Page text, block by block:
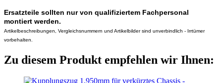
Ersatzteile sollten nur von qualifiziertem Fachpersonal
montiert werden.
Artikelbeschreibungen, Vergleichsnummern und Artikelbilder sind unverbindlich - Irrtümer
vorbehalten.
Zu diesem Produkt empfehlen wir Ihnen: